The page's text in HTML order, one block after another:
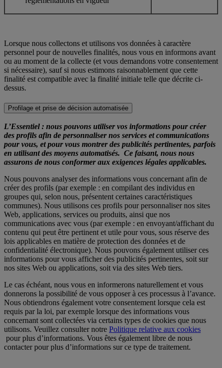
Lorsque nous collectons et utilisons vos données à caractère
personnel pour de nouvelles finalités, nous vous en informons avant
ou au moment de la collecte (et vous demandons votre consentement
si nécessaire), sauf si nous estimons raisonnablement que cette
finalité est compatible avec la finalité initiale telle que décrite ci-
dessus.
Profilage et prise de décision automatisée
L’Essentiel : nous pouvons utiliser vos informations pour créer
des profils afin de personnaliser nos services et communications
pour vous, et pour vous montrer des publicités pertinentes, parfois
en utilisant des moyens automatisés. Ce faisant, nous nous
assurons de nous conformer aux exigences légales applicables.
Nous pouvons analyser des informations vous concernant afin de
créer des profils (par exemple : en compilant des individus en
groupes qui, selon nous, présentent certaines caractéristiques
communes). Nous utilisons ces profils pour personnaliser nos sites
Web, applications, services ou produits, ainsi que nos
communications avec vous (par exemple : en envoyant/affichant du
contenu qui peut être pertinent et utile pour vous, sous réserve des
lois applicables en matière de protection des données et de
confidentialité électronique). Nous pouvons également utiliser ces
informations pour vous afficher des publicités pertinentes, soit sur
nos sites Web ou applications, soit via des sites Web tiers.
Le cas échéant, nous vous en informerons naturellement et vous
donnerons la possibilité de vous opposer à ces processus à l’avance.
Nous obtiendrons également votre consentement lorsque cela est
requis par la loi, par exemple lorsque des informations vous
concernant sont collectées via certains types de cookies que nous
utilisons. Veuillez consulter notre Politique relative aux cookies
pour plus d’informations. Vous êtes également libre de nous
contacter pour plus d’informations sur ce type de traitement.